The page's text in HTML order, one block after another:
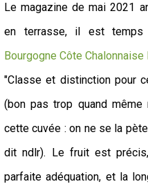
Le magazine de mai 2021
en terrasse, il est
Bourgogne Côte
"Classe et distinction pour
(bon pas trop quand
cette cuvée : on ne se la
dit ndlr). Le fruit est
parfaite adéquation, et la